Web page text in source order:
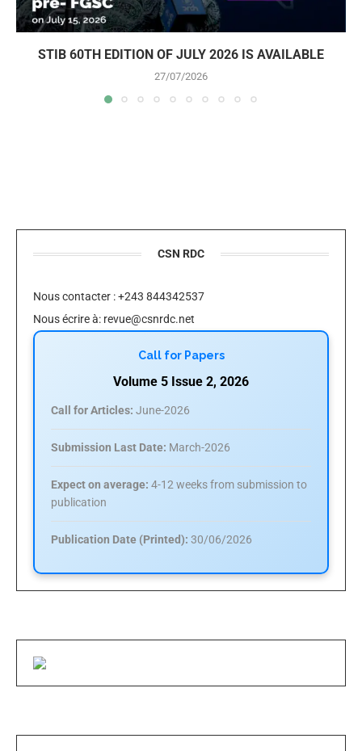
STIB 60TH EDITION OF JULY 2026 IS AVAILABLE
27/07/2026
CSN RDC
Nous contacter : +243 844342537
Nous écrire à: revue@csnrdc.net
Call for Papers
Volume 5 Issue 2, 2026
Call for Articles: June-2026
Submission Last Date: March-2026
Expect on average: 4-12 weeks from submission to
publication
Publication Date (Printed): 30/06/2026